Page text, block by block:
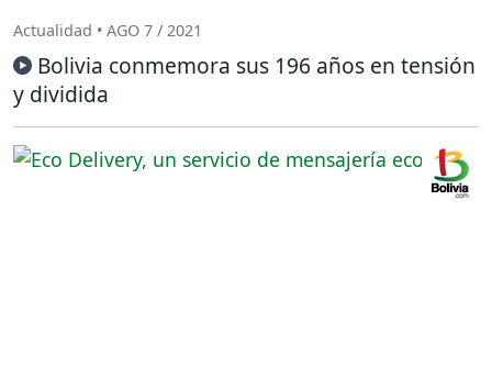
Actualidad • AGO 7 / 2021
Bolivia conmemora sus 196 años en tensión
y dividida